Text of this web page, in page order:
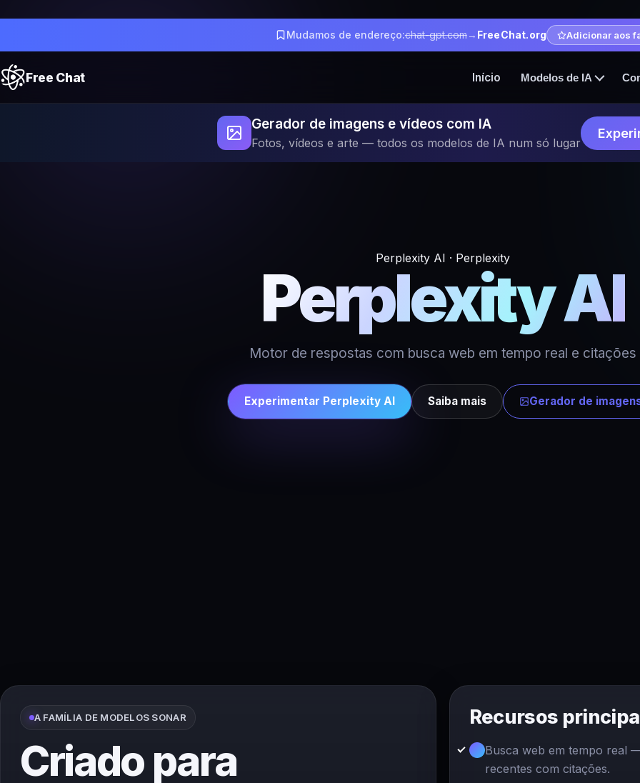
Mudamos de endereço:chat-gpt.com→ FreeChat.org Adicionar aos
Free Chat Início Modelos de IA
Gerador de imagens e vídeos com IA
Fotos, vídeos e arte — todos os modelos de IA num só lugar
Perplexity AI · Perplexity
Perplexity AI
Motor de respostas com busca web em tempo real e citações
Experimentar Perplexity AI Saiba mais Gerador de
A FAMÍLIA DE MODELOS SONAR
Criado para
Recursos
Busca web em tempo real
recentes com citações.